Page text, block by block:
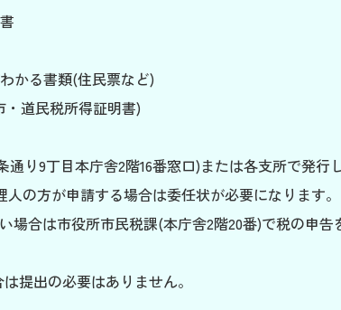
かる書類(住民票など)
道民税所得証明書)
り9丁目本庁舎2階16番窓口)または各支所で発行
の方が申請する場合は委任状が必要になります。
場合は市役所市民税課(本庁舎2階20番)で税の申
提出の必要はありません。